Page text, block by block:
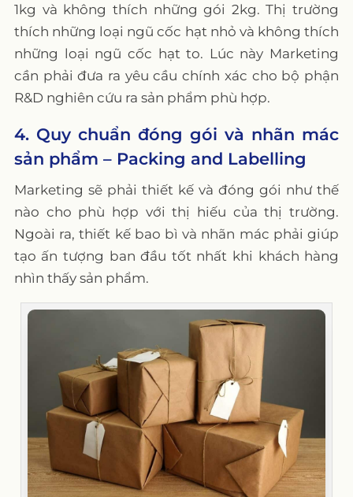
1kg và không thích những gói 2kg. Thị trường
thích những loại ngũ cốc hạt nhỏ và không thích
những loại ngũ cốc hạt to. Lúc này Marketing
cần phải đưa ra yêu cầu chính xác cho bộ phận
R&D nghiên cứu ra sản phẩm phù hợp.
4. Quy chuẩn đóng gói và nhãn mác
sản phẩm – Packing and Labelling
Marketing sẽ phải thiết kế và đóng gói như thế
nào cho phù hợp với thị hiếu của thị trường.
Ngoài ra, thiết kế bao bì và nhãn mác phải giúp
tạo ấn tượng ban đầu tốt nhất khi khách hàng
nhìn thấy sản phẩm.